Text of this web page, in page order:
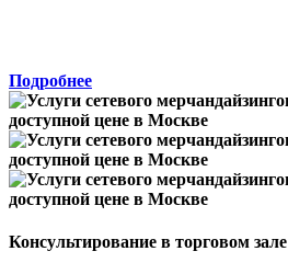
Подробнее
Консультирование в торговом зале